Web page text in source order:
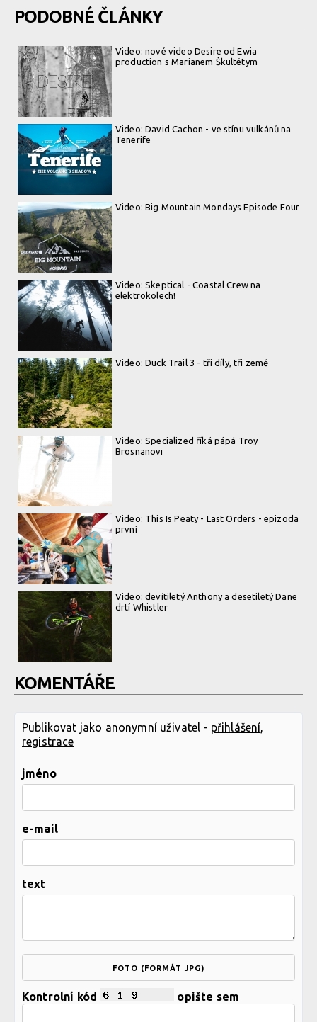
PODOBNÉ ČLÁNKY
Video: nové video Desire od Ewia
production s Marianem Škultétym
Video: David Cachon - ve stínu vulkánů na
Tenerife
Video: Big Mountain Mondays Episode Four
Video: Skeptical - Coastal Crew na
elektrokolech!
Video: Duck Trail 3 - tři díly, tři země
Video: Specialized říká pápá Troy
Brosnanovi
Video: This Is Peaty - Last Orders - epizoda
první
Video: devítiletý Anthony a desetiletý Dane
drtí Whistler
KOMENTÁŘE
Publikovat jako anonymní uživatel - přihlášení
registrace
jméno
e-mail
text
FOTO (FORMÁT JPG)
Kontrolní kód opište sem